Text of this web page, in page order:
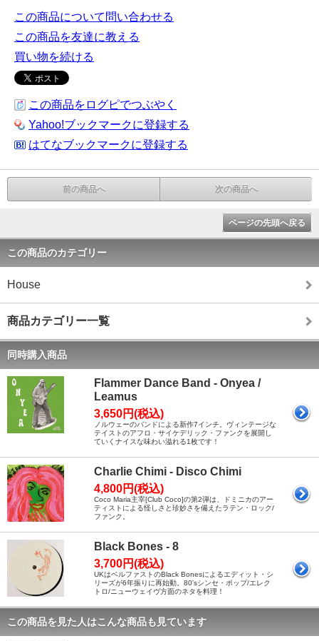
この商品について問い合わせる
この商品を友達に教える
買い物を続ける
この商品をログピでつぶやく
Yahoo!ブックマークに登録する
はてなブックマークに登録する
前の商品へ 次の商品へ
ページの先頭へ戻る
この商品のカテゴリー
House
商品カテゴリー一覧
同時購入商品
Flammer Dance Band - Onyea /
Leamus
3,650円(税込)
ノルウェーのバンドによる新作7インチ。ヴィンテージな
テイストのアフロ・サイケデリック・ファンクを展開し
ていくナイスな味わい溢れる1枚です！
Charlie Chimi - Disco Chimi
4,800円(税込)
Coco Maria主宰[Club Coco]の第2弾は、ドミニカのアー
ティストによる怪しさと珍妙さを備えたラテン・ロック/
ファンク。
Black Bones - 8
3,700円(税込)
UKはベルファストのBlack Bonesによるエディット・シ
リーズが6年振りに再始動。80'sシンセ・ポップ/エレク
トロ/ニューウェイヴ方面のネタを料理！
この商品を見た人はこんな商品も見ています